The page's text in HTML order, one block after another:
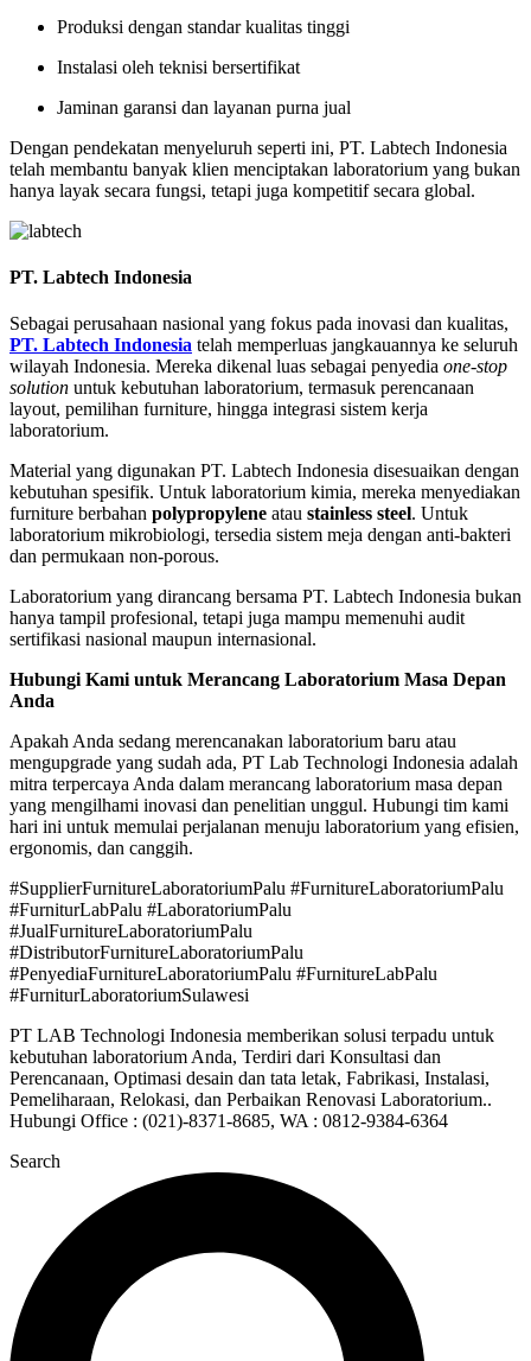
Produksi dengan standar kualitas tinggi
Instalasi oleh teknisi bersertifikat
Jaminan garansi dan layanan purna jual
Dengan pendekatan menyeluruh seperti ini, PT. Labtech Indonesia
telah membantu banyak klien menciptakan laboratorium yang bukan
hanya layak secara fungsi, tetapi juga kompetitif secara global.
PT. Labtech Indonesia
Sebagai perusahaan nasional yang fokus pada inovasi dan kualitas,
PT. Labtech Indonesia telah memperluas jangkauannya ke seluruh
wilayah Indonesia. Mereka dikenal luas sebagai penyedia one-stop
solution untuk kebutuhan laboratorium, termasuk perencanaan
layout, pemilihan furniture, hingga integrasi sistem kerja
laboratorium.
Material yang digunakan PT. Labtech Indonesia disesuaikan dengan
kebutuhan spesifik. Untuk laboratorium kimia, mereka menyediakan
furniture berbahan polypropylene atau stainless steel. Untuk
laboratorium mikrobiologi, tersedia sistem meja dengan anti-bakteri
dan permukaan non-porous.
Laboratorium yang dirancang bersama PT. Labtech Indonesia bukan
hanya tampil profesional, tetapi juga mampu memenuhi audit
sertifikasi nasional maupun internasional.
Hubungi Kami untuk Merancang Laboratorium Masa Depan
Anda
Apakah Anda sedang merencanakan laboratorium baru atau
mengupgrade yang sudah ada, PT Lab Technologi Indonesia adalah
mitra terpercaya Anda dalam merancang laboratorium masa depan
yang mengilhami inovasi dan penelitian unggul. Hubungi tim kami
hari ini untuk memulai perjalanan menuju laboratorium yang efisien,
ergonomis, dan canggih.
#SupplierFurnitureLaboratoriumPalu #FurnitureLaboratoriumPalu
#FurniturLabPalu #LaboratoriumPalu
#JualFurnitureLaboratoriumPalu
#DistributorFurnitureLaboratoriumPalu
#PenyediaFurnitureLaboratoriumPalu #FurnitureLabPalu
#FurniturLaboratoriumSulawesi
PT LAB Technologi Indonesia memberikan solusi terpadu untuk
kebutuhan laboratorium Anda, Terdiri dari Konsultasi dan
Perencanaan, Optimasi desain dan tata letak, Fabrikasi, Instalasi,
Pemeliharaan, Relokasi, dan Perbaikan Renovasi Laboratorium..
Hubungi Office : (021)-8371-8685, WA : 0812-9384-6364
Search